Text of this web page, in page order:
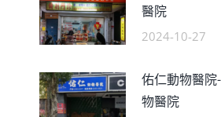
醫院
2024-10-27
佑仁動物醫
物醫院